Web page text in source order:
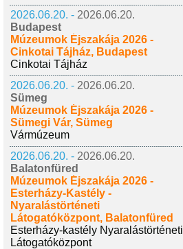
2026.06.20. - 2026.06.20.
Budapest
Múzeumok Éjszakája 2026 -
Cinkotai Tájház, Budapest
Cinkotai Tájház
2026.06.20. - 2026.06.20.
Sümeg
Múzeumok Éjszakája 2026 -
Sümegi Vár, Sümeg
Vármúzeum
2026.06.20. - 2026.06.20.
Balatonfüred
Múzeumok Éjszakája 2026 -
Esterházy-Kastély -
Nyaralástörténeti
Látogatóközpont, Balatonfüred
Esterházy-kastély Nyaralástörténeti
Látogatóközpont